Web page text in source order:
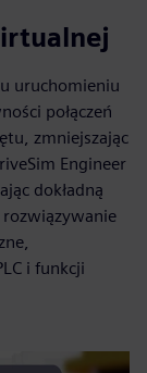
uruchomieniu
połączeń
zmniejszając
Engineer
dokładną
i funkcji